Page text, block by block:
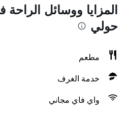
المزايا ووسائل الراحة
حولي
مطعم
خدمة الغرف
واي فاي مجاني